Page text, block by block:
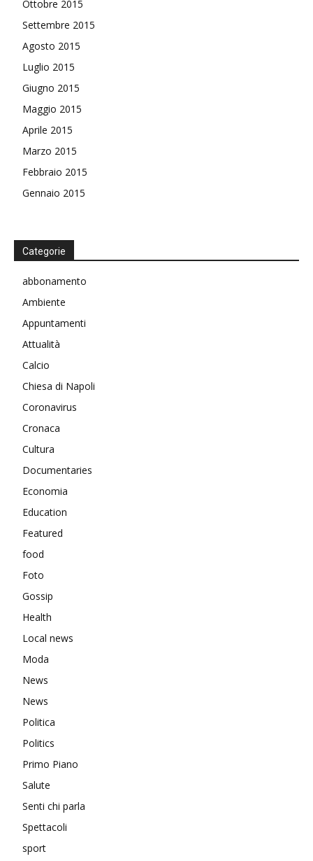
Ottobre 2015
Settembre 2015
Agosto 2015
Luglio 2015
Giugno 2015
Maggio 2015
Aprile 2015
Marzo 2015
Febbraio 2015
Gennaio 2015
Categorie
abbonamento
Ambiente
Appuntamenti
Attualità
Calcio
Chiesa di Napoli
Coronavirus
Cronaca
Cultura
Documentaries
Economia
Education
Featured
food
Foto
Gossip
Health
Local news
Moda
News
News
Politica
Politics
Primo Piano
Salute
Senti chi parla
Spettacoli
sport